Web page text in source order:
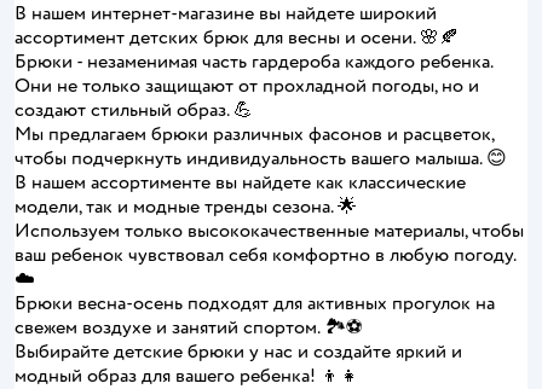
В нашем интернет-магазине вы найдете широкий
ассортимент детских брюк для весны и осени. 🌸🍂
Брюки - незаменимая часть гардероба каждого ребенка.
Они не только защищают от прохладной погоды, но и
создают стильный образ. 💪
Мы предлагаем брюки различных фасонов и расцветок,
чтобы подчеркнуть индивидуальность вашего малыша. 😊
В нашем ассортименте вы найдете как классические
модели, так и модные тренды сезона. 🌟
Используем только высококачественные материалы, чтобы
ваш ребенок чувствовал себя комфортно в любую погоду.
☁️
Брюки весна-осень подходят для активных прогулок на
свежем воздухе и занятий спортом. 🏞️⚽️
Выбирайте детские брюки у нас и создайте яркий и
модный образ для вашего ребенка! 👦👧